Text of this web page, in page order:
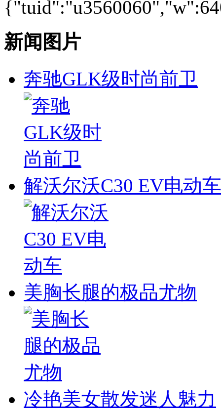
新闻图片
奔驰GLK级时尚前卫
解沃尔沃C30 EV电动车
美胸长腿的极品尤物
冷艳美女散发迷人魅力